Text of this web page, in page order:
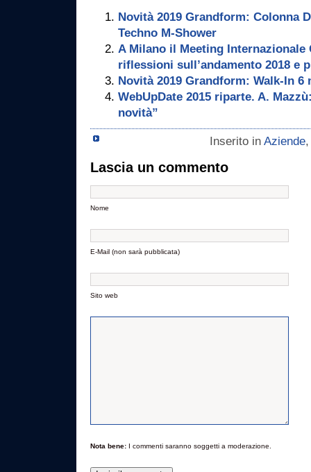
Novità 2019 Grandform: Colonna
Techno M-Shower
A Milano il Meeting Internazionale
riflessioni sull’andamento 2018 e
Novità 2019 Grandform: Walk-In 6
WebUpDate 2015 riparte. A.
novità”
Inserito in Aziende
Lascia un commento
Nome
E-Mail (non sarà pubblicata)
Sito web
Nota bene: I commenti saranno soggetti a moderazione.